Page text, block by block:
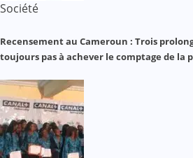
Société
Recensement au Cameroun : Trois
toujours pas à achever le comptage de la